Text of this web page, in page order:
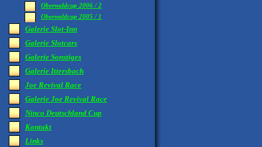
Oberwaldcup 2006 / 2
Oberwaldcup 2005 / 1
Galerie Slot-Inn
Galerie Slotcars
Galerie Sonstiges
Galerie Ittersbach
Joe Revival Race
Galerie Joe Revival Race
Ninco Deutschland Cup
Kontakt
Links